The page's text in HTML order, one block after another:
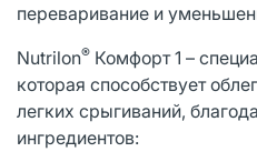
переваривание и
Nutrilon® Комфорт 1 –
которая способствует
легких срыгиваний,
ингредиентов: